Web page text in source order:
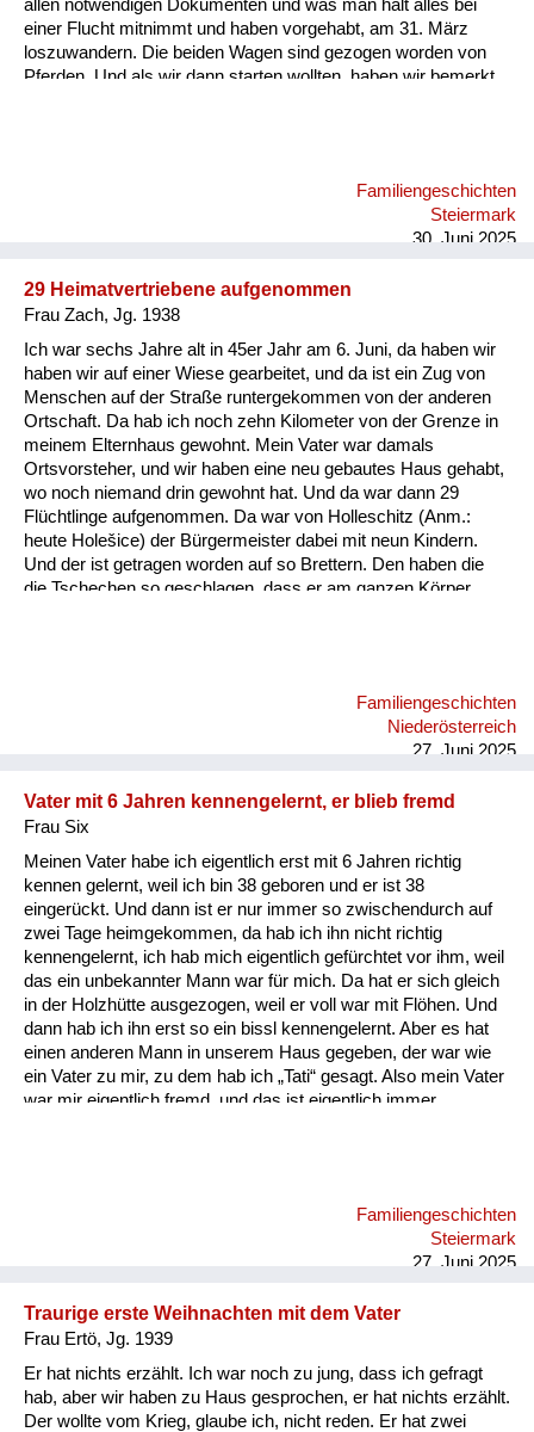
allen notwendigen Dokumenten und was man halt alles bei
einer Flucht mitnimmt und haben vorgehabt, am 31. März
loszuwandern. Die beiden Wagen sind gezogen worden von
Pferden. Und als wir dann starten wollten, haben wir bemerkt,
sind, hat mein Onkel gemerkt, da ist ein anderes Fahrzeug
gewesen mit diesem gestohlenen Pferd. Er ist hingegangen
Familiengeschichten
Steiermark
30. Juni 2025
29 Heimatvertriebene aufgenommen
Frau Zach, Jg. 1938
Ich war sechs Jahre alt in 45er Jahr am 6. Juni, da haben wir
haben wir auf einer Wiese gearbeitet, und da ist ein Zug von
Menschen auf der Straße runtergekommen von der anderen
Ortschaft. Da hab ich noch zehn Kilometer von der Grenze in
meinem Elternhaus gewohnt. Mein Vater war damals
Ortsvorsteher, und wir haben eine neu gebautes Haus gehabt,
wo noch niemand drin gewohnt hat. Und da war dann 29
Flüchtlinge aufgenommen. Da war von Holleschitz (Anm.:
heute Holešice) der Bürgermeister dabei mit neun Kindern.
Und der ist getragen worden auf so Brettern. Den haben die
die Tschechen so geschlagen, dass er am ganzen Körper
gestorben. Meine Mutter hat ihm damals alle Kopfpolster
mitgegeben, die sind dann beim Hinauswandern im Juni in
Familiengeschichten
Niederösterreich
27. Juni 2025
Vater mit 6 Jahren kennengelernt, er blieb fremd
Frau Six
Meinen Vater habe ich eigentlich erst mit 6 Jahren richtig
kennen gelernt, weil ich bin 38 geboren und er ist 38
eingerückt. Und dann ist er nur immer so zwischendurch auf
zwei Tage heimgekommen, da hab ich ihn nicht richtig
kennengelernt, ich hab mich eigentlich gefürchtet vor ihm, weil
das ein unbekannter Mann war für mich. Da hat er sich gleich
in der Holzhütte ausgezogen, weil er voll war mit Flöhen. Und
dann hab ich ihn erst so ein bissl kennengelernt. Aber es hat
einen anderen Mann in unserem Haus gegeben, der war wie
ein Vater zu mir, zu dem hab ich „Tati“ gesagt. Also mein Vater
war mir eigentlich fremd, und das ist eigentlich immer
Familiengeschichten
Steiermark
27. Juni 2025
Traurige erste Weihnachten mit dem Vater
Frau Ertö, Jg. 1939
Er hat nichts erzählt. Ich war noch zu jung, dass ich gefragt
hab, aber wir haben zu Haus gesprochen, er hat nichts erzählt.
Der wollte vom Krieg, glaube ich, nicht reden. Er hat zwei